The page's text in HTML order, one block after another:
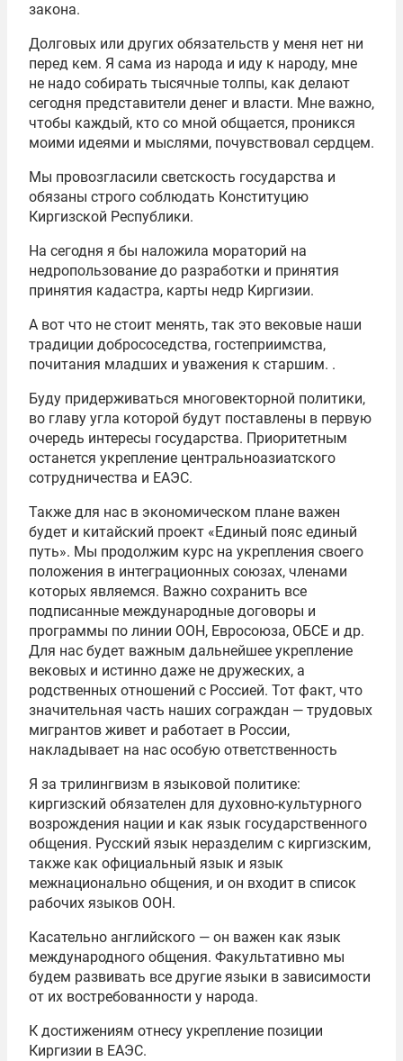
закона.
Долговых или других обязательств у меня нет ни
перед кем. Я сама из народа и иду к народу, мне
не надо собирать тысячные толпы, как делают
сегодня представители денег и власти. Мне важно,
чтобы каждый, кто со мной общается, проникся
моими идеями и мыслями, почувствовал сердцем.
Мы провозгласили светскость государства и
обязаны строго соблюдать Конституцию
Киргизской Республики.
На сегодня я бы наложила мораторий на
недропользование до разработки и принятия
принятия кадастра, карты недр Киргизии.
А вот что не стоит менять, так это вековые наши
традиции добрососедства, гостеприимства,
почитания младших и уважения к старшим. .
Буду придерживаться многовекторной политики,
во главу угла которой будут поставлены в первую
очередь интересы государства. Приоритетным
останется укрепление центральноазиатского
сотрудничества и ЕАЭС.
Также для нас в экономическом плане важен
будет и китайский проект «Единый пояс единый
путь». Мы продолжим курс на укрепления своего
положения в интеграционных союзах, членами
которых являемся. Важно сохранить все
подписанные международные договоры и
программы по линии ООН, Евросоюза, ОБСЕ и др.
Для нас будет важным дальнейшее укрепление
вековых и истинно даже не дружеских, а
родственных отношений с Россией. Тот факт, что
значительная часть наших сограждан — трудовых
мигрантов живет и работает в России,
накладывает на нас особую ответственность
Я за трилингвизм в языковой политике:
киргизский обязателен для духовно-культурного
возрождения нации и как язык государственного
общения. Русский язык неразделим с киргизским,
также как официальный язык и язык
межнационально общения, и он входит в список
рабочих языков ООН.
Касательно английского — он важен как язык
международного общения. Факультативно мы
будем развивать все другие языки в зависимости
от их востребованности у народа.
К достижениям отнесу укрепление позиции
Киргизии в ЕАЭС.